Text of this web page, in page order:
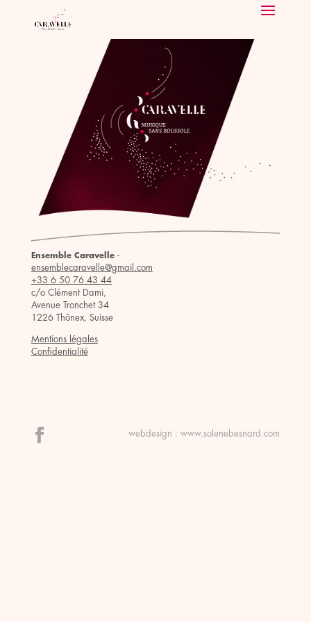
Ensemble Caravelle-
ensemblecaravelle@gmail.com
+33 6 50 76 43 44
c/o Clément Dami,
Avenue Tronchet 34
1226 Thônex, Suisse
Mentions légales
Confidentialité
webdesign :www.solenebesnard.com